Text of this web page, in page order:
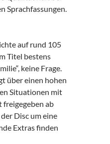
Sprachfassungen.
auf rund 105
Titel bestens
keine Frage.
über einen hohen
Situationen mit
ab
Disc um eine
Extras finden